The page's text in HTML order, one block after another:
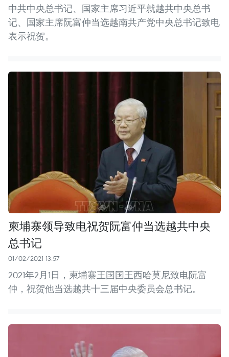
中共中央总书记、国家主席习近平就越共中央总书
记、国家主席阮富仲当选越南共产党中央总书记致电
表示祝贺。
柬埔寨领导致电祝贺阮富仲当选越共中央
总书记
01/02/2021 13:57
2021年2月1日，柬埔寨王国国王西哈莫尼致电阮富
仲，祝贺他当选越共十三届中央委员会总书记。